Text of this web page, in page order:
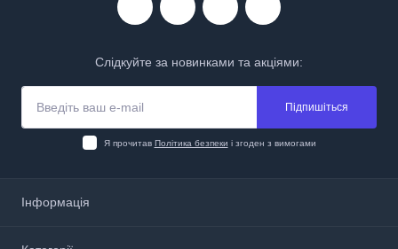
Слідкуйте за новинками та акціями:
Підпишіться
Я прочитав Політика безпеки і згоден з вимогами
Інформація